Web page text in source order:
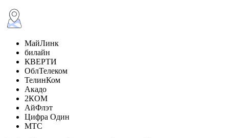
МайЛинк
билайн
КВЕРТИ
ОблТелеком
ТелинКом
Акадо
2КОМ
АйФлэт
Цифра Один
МТС